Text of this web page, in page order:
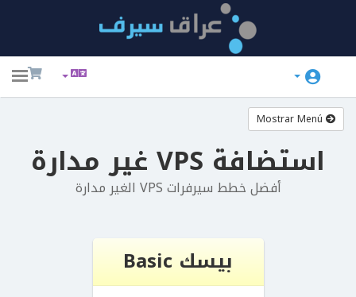
استضافة VPS غير مدارة
أفضل خطط سيرفرات VPS الغير مدارة
بيسك Basic